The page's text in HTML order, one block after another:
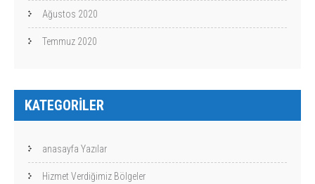
Ağustos 2020
Temmuz 2020
KATEGORILER
anasayfa Yazılar
Hizmet Verdiğimiz Bölgeler